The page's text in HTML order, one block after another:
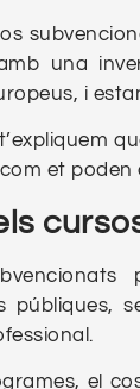
una
i
et
públiques,
el